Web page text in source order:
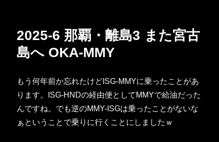
2025-6 那覇・離島3 また宮古
島へ OKA-MMY
もう何年前か忘れたけどISG-MMYに乗ったことがあ
ります。ISG-HNDの経由便としてMMYで給油だった
んですね。でも逆のMMY-ISGは乗ったことがないな
ぁということで乗りに行くことにしましたｗ